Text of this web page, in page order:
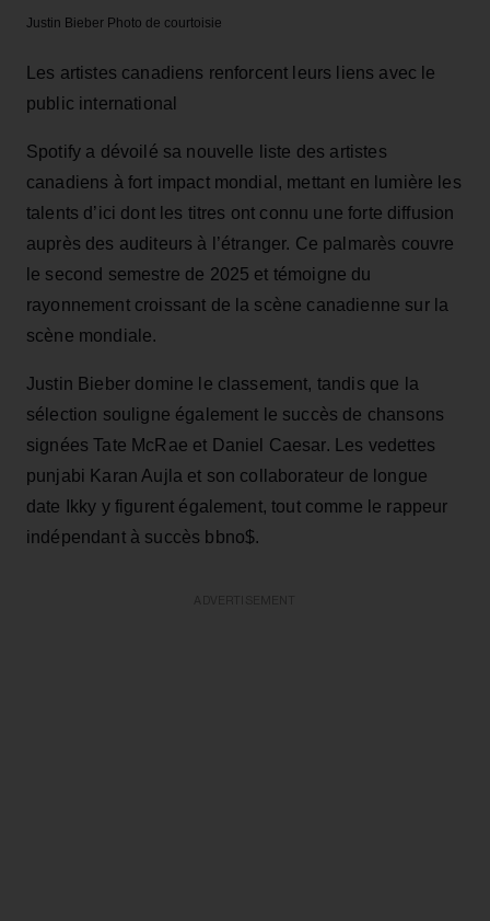
Justin Bieber Photo de courtoisie
Les artistes canadiens renforcent leurs liens avec le
public international
Spotify a dévoilé sa nouvelle liste des artistes
canadiens à fort impact mondial, mettant en lumière les
talents d’ici dont les titres ont connu une forte diffusion
auprès des auditeurs à l’étranger. Ce palmarès couvre
le second semestre de 2025 et témoigne du
rayonnement croissant de la scène canadienne sur la
scène mondiale.
Justin Bieber domine le classement, tandis que la
sélection souligne également le succès de chansons
signées Tate McRae et Daniel Caesar. Les vedettes
punjabi Karan Aujla et son collaborateur de longue
date Ikky y figurent également, tout comme le rappeur
indépendant à succès bbno$.